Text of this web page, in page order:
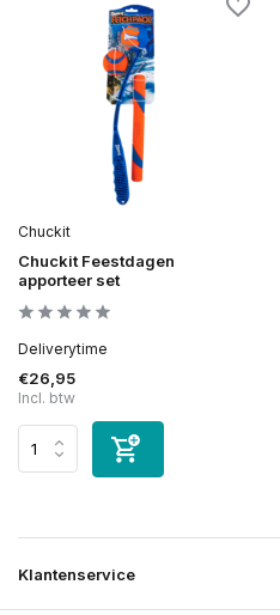
Chuckit
Chuckit Feestdagen
apporteer set
Deliverytime
€26,95
Incl. btw
Klantenservice